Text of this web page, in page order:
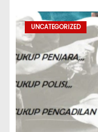
UNCATEGORIZED